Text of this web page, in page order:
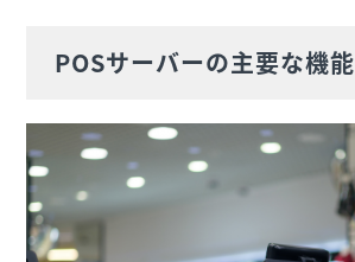
POSサーバーの主要な機能